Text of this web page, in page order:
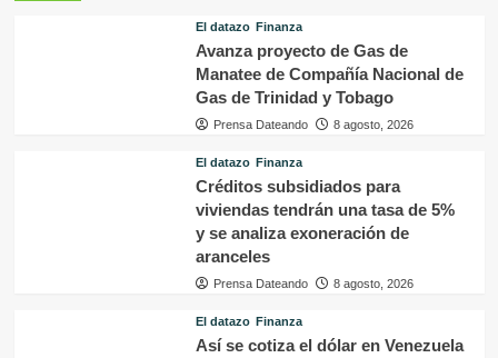
El datazo Finanza
Avanza proyecto de Gas de
Manatee de Compañía Nacional de
Gas de Trinidad y Tobago
Prensa Dateando 8 agosto, 2026
El datazo Finanza
Créditos subsidiados para
viviendas tendrán una tasa de 5%
y se analiza exoneración de
aranceles
Prensa Dateando 8 agosto, 2026
El datazo Finanza
Así se cotiza el dólar en Venezuela